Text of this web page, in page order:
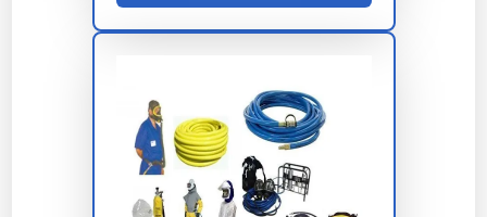
Qual o diferencial de preço
nossa empresa?
Nossas soluções passam por rigorosos controles,
garantindo performance superior às alternativas